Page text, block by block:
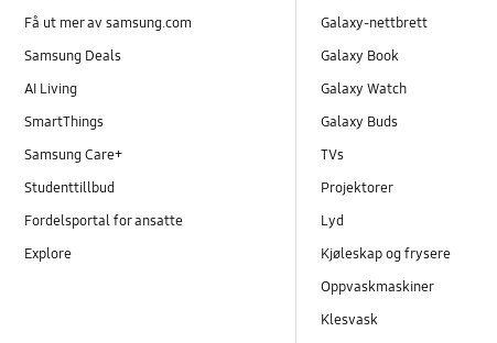
Få ut mer av samsung.com
Samsung Deals
AI Living
SmartThings
Samsung Care+
Studenttillbud
Fordelsportal for ansatte
Explore
Galaxy-nettbrett
Galaxy Book
Galaxy Watch
Galaxy Buds
TVs
Projektorer
Lyd
Kjøleskap og frysere
Oppvaskmaskiner
Klesvask